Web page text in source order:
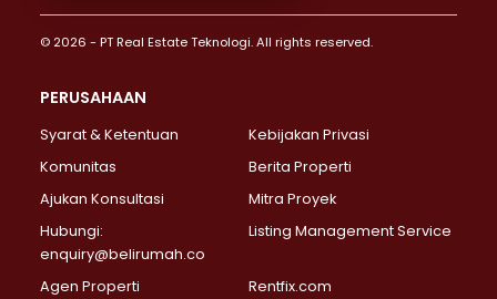
Properti Dijual di Bendungan Hilir >
Properti Dijual di Jakarta Selatan >
Properti Dijual di Lebak Bulus >
Properti Dijual di Gandaria Selatan >
Properti Dijual di Pondok Labu >
Properti Dijual di Lenteng Agung >
Properti Dijual di Senayan >
Properti Dijual di Pondok Pinang >
© 2026 - PT Real Estate Teknologi. All rights reserved.
PERUSAHAAN
Syarat & Ketentuan
Kebijakan Privasi
Komunitas
Berita Properti
Ajukan Konsultasi
Mitra Proyek
Hubungi:
enquiry@belirumah.co
Listing Management Service
Agen Properti Rentfix.com